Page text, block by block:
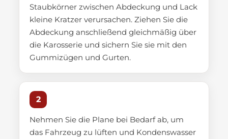
Staubkörner zwischen Abdeckung und Lack
kleine Kratzer verursachen. Ziehen Sie die
Abdeckung anschließend gleichmäßig über
die Karosserie und sichern Sie sie mit den
Gummizügen und Gurten.
2
Nehmen Sie die Plane bei Bedarf ab, um
das Fahrzeug zu lüften und Kondenswasser